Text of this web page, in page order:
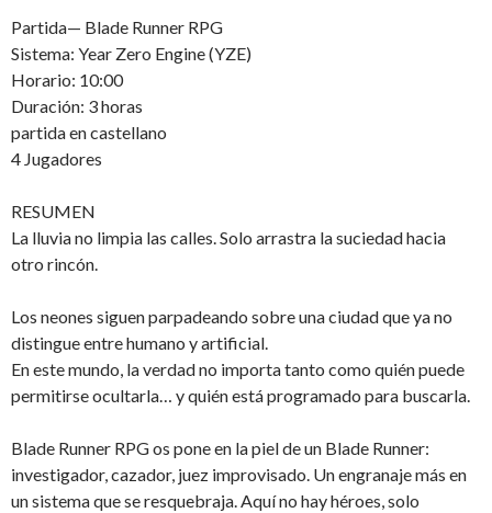
Partida— Blade Runner RPG
Sistema: Year Zero Engine (YZE)
Horario: 10:00
Duración: 3 horas
partida en castellano
4 Jugadores
RESUMEN
La lluvia no limpia las calles. Solo arrastra la suciedad hacia
otro rincón.
Los neones siguen parpadeando sobre una ciudad que ya no
distingue entre humano y artificial.
En este mundo, la verdad no importa tanto como quién puede
permitirse ocultarla… y quién está programado para buscarla.
Blade Runner RPG os pone en la piel de un Blade Runner:
investigador, cazador, juez improvisado. Un engranaje más en
un sistema que se resquebraja. Aquí no hay héroes, solo